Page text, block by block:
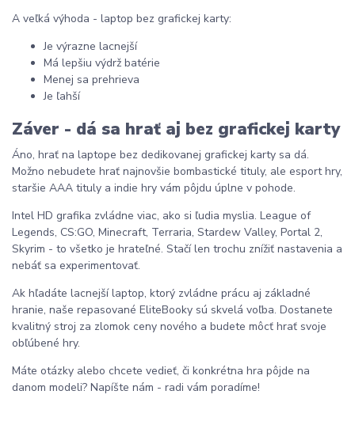
A veľká výhoda - laptop bez grafickej karty:
Je výrazne lacnejší
Má lepšiu výdrž batérie
Menej sa prehrieva
Je ľahší
Záver - dá sa hrať aj bez grafickej karty
Áno, hrať na laptope bez dedikovanej grafickej karty sa dá.
Možno nebudete hrať najnovšie bombastické tituly, ale esport hry,
staršie AAA tituly a indie hry vám pôjdu úplne v pohode.
Intel HD grafika zvládne viac, ako si ľudia myslia. League of
Legends, CS:GO, Minecraft, Terraria, Stardew Valley, Portal 2,
Skyrim - to všetko je hrateľné. Stačí len trochu znížiť nastavenia a
nebáť sa experimentovať.
Ak hľadáte lacnejší laptop, ktorý zvládne prácu aj základné
hranie, naše repasované EliteBooky sú skvelá voľba. Dostanete
kvalitný stroj za zlomok ceny nového a budete môcť hrať svoje
obľúbené hry.
Máte otázky alebo chcete vedieť, či konkrétna hra pôjde na
danom modeli? Napíšte nám - radi vám poradíme!